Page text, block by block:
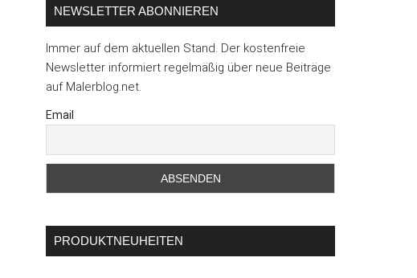
NEWSLETTER ABONNIEREN
Immer auf dem aktuellen Stand. Der kostenfreie
Newsletter informiert regelmäßig über neue Beiträge
auf Malerblog.net.
Email
PRODUKTNEUHEITEN